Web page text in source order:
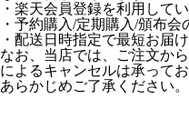
・楽天会員登録を利用して
・予約購入/定期購入/頒布会
・配送日時指定で最短お届
なお、当店では、ご注文か
によるキャンセルは承ってお
あらかじめご了承ください。